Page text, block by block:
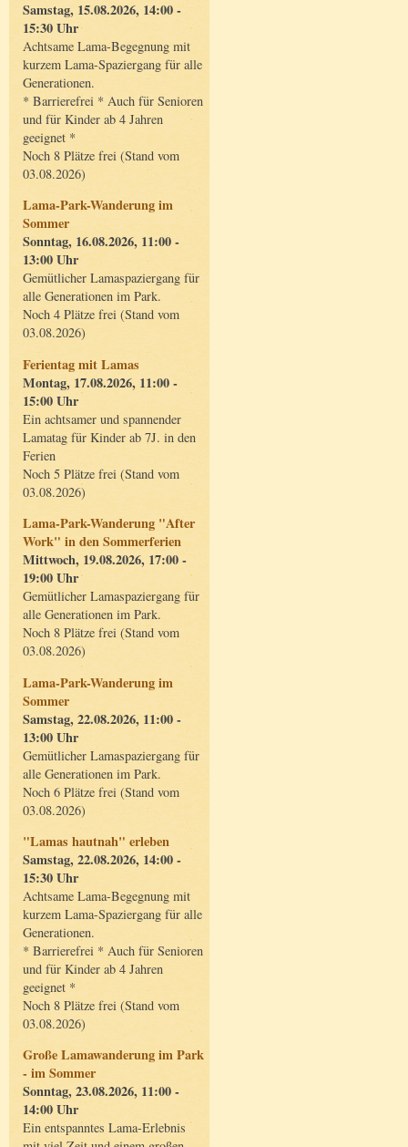
Samstag, 15.08.2026, 14:00 -
15:30 Uhr
Achtsame Lama-Begegnung mit
kurzem Lama-Spaziergang für alle
Generationen.
* Barrierefrei * Auch für Senioren
und für Kinder ab 4 Jahren
geeignet *
Noch 8 Plätze frei (Stand vom
03.08.2026)
Lama-Park-Wanderung im
Sommer
Sonntag, 16.08.2026, 11:00 -
13:00 Uhr
Gemütlicher Lamaspaziergang für
alle Generationen im Park.
Noch 4 Plätze frei (Stand vom
03.08.2026)
Ferientag mit Lamas
Montag, 17.08.2026, 11:00 -
15:00 Uhr
Ein achtsamer und spannender
Lamatag für Kinder ab 7J. in den
Ferien
Noch 5 Plätze frei (Stand vom
03.08.2026)
Lama-Park-Wanderung "After
Work" in den Sommerferien
Mittwoch, 19.08.2026, 17:00 -
19:00 Uhr
Gemütlicher Lamaspaziergang für
alle Generationen im Park.
Noch 8 Plätze frei (Stand vom
03.08.2026)
Lama-Park-Wanderung im
Sommer
Samstag, 22.08.2026, 11:00 -
13:00 Uhr
Gemütlicher Lamaspaziergang für
alle Generationen im Park.
Noch 6 Plätze frei (Stand vom
03.08.2026)
"Lamas hautnah" erleben
Samstag, 22.08.2026, 14:00 -
15:30 Uhr
Achtsame Lama-Begegnung mit
kurzem Lama-Spaziergang für alle
Generationen.
* Barrierefrei * Auch für Senioren
und für Kinder ab 4 Jahren
geeignet *
Noch 8 Plätze frei (Stand vom
03.08.2026)
Große Lamawanderung im Park
- im Sommer
Sonntag, 23.08.2026, 11:00 -
14:00 Uhr
Ein entspanntes Lama-Erlebnis